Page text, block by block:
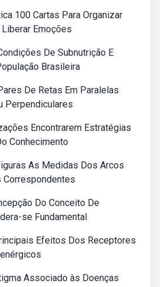
100 Cartas Para Organizar
Emoções
De Subnutrição E
Brasileira
De Retas Em Paralelas
Perpendiculares
Encontrarem Estratégias
Conhecimento
As Medidas Dos Arcos
Do Conceito De
se Fundamental
Efeitos Dos Receptores
Associado às Doenças